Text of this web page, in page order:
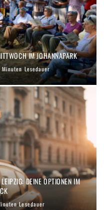
IM JOHANNAPARK
Lesedauer
DEINE OPTIONEN IM
Lesedauer